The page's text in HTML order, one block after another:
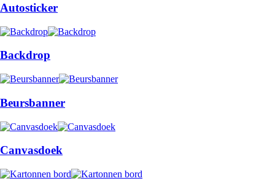
Autosticker
Backdrop
Beursbanner
Canvasdoek